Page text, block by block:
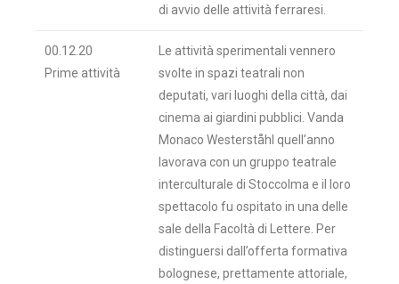
di avvio delle attività ferraresi.
00.12.20
Prime attività
Le attività sperimentali vennero
svolte in spazi teatrali non
deputati, vari luoghi della città, dai
cinema ai giardini pubblici. Vanda
Monaco Westerståhl quell’anno
lavorava con un gruppo teatrale
interculturale di Stoccolma e il loro
spettacolo fu ospitato in una delle
sale della Facoltà di Lettere. Per
distinguersi dall’offerta formativa
bolognese, prettamente attoriale,